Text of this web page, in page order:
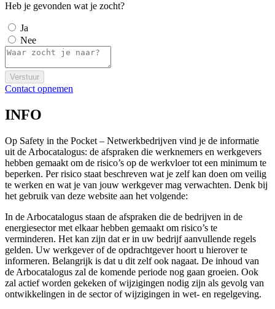
Heb je gevonden wat je zocht?
Ja
Nee
Verstuur
Contact opnemen
INFO
Op Safety in the Pocket – Netwerkbedrijven vind je de informatie
uit de Arbocatalogus: de afspraken die werknemers en werkgevers
hebben gemaakt om de risico’s op de werkvloer tot een minimum te
beperken. Per risico staat beschreven wat je zelf kan doen om veilig
te werken en wat je van jouw werkgever mag verwachten. Denk bij
het gebruik van deze website aan het volgende:
In de Arbocatalogus staan de afspraken die de bedrijven in de
energiesector met elkaar hebben gemaakt om risico’s te
verminderen. Het kan zijn dat er in uw bedrijf aanvullende regels
gelden. Uw werkgever of de opdrachtgever hoort u hierover te
informeren. Belangrijk is dat u dit zelf ook nagaat. De inhoud van
de Arbocatalogus zal de komende periode nog gaan groeien. Ook
zal actief worden gekeken of wijzigingen nodig zijn als gevolg van
ontwikkelingen in de sector of wijzigingen in wet- en regelgeving.